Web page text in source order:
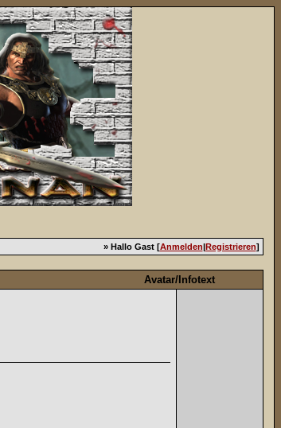
» Hallo Gast [Anmelden|Registrieren]
Avatar/Infotext